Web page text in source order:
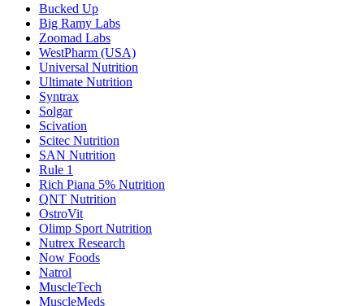
Bucked Up
Big Ramy Labs
Zoomad Labs
WestPharm (USA)
Universal Nutrition
Ultimate Nutrition
Syntrax
Solgar
Scivation
Scitec Nutrition
SAN Nutrition
Rule 1
Rich Piana 5% Nutrition
QNT Nutrition
OstroVit
Olimp Sport Nutrition
Nutrex Research
Now Foods
Natrol
MuscleTech
MuscleMeds